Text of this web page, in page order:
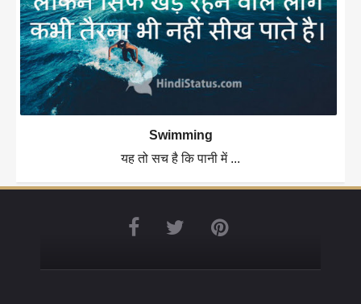
Swimming
यह तो सच है कि पानी में ...